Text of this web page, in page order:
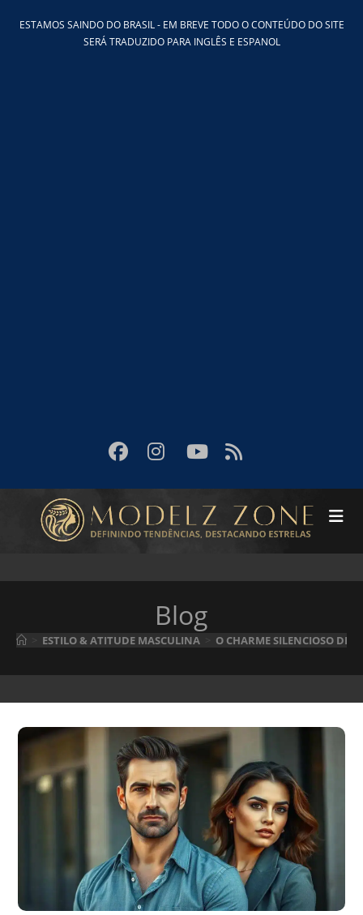
paraESTAMOS SAINDO DO BRASIL - EM BREVE TODO O CONTEÚDO DO SITE
SERÁ TRADUZIDO PARA INGLÊS E ESPANOL
Blog
ESTILO & ATITUDE MASCULINA O CHARME SILENCIOSO DE